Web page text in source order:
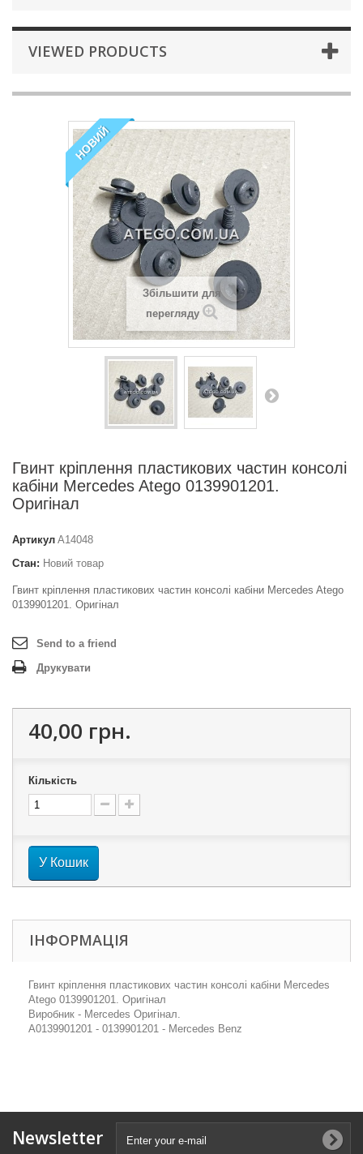
VIEWED PRODUCTS
НОВИЙ
Збільшити для
перегляду
Гвинт кріплення пластикових частин консолі
кабіни Mercedes Atego 0139901201.
Оригінал
Артикул A14048
Стан: Новий товар
Гвинт кріплення пластикових частин консолі кабіни Mercedes Atego
0139901201. Оригінал
Send to a friend
Друкувати
40,00 грн.
Кількість
У Кошик
ІНФОРМАЦІЯ
Гвинт кріплення пластикових частин консолі кабіни Mercedes
Atego 0139901201. Оригінал
Виробник - Mercedes Оригінал.
A0139901201 - 0139901201 - Mercedes Benz
Newsletter